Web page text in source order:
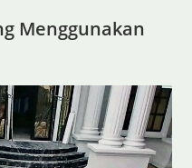
Menggunakan